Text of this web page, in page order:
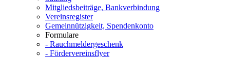
Mitgliedsbeiträge, Bankverbindung
Vereinsregister
Gemeinnützigkeit, Spendenkonto
Formulare
- Rauchmeldergeschenk
- Fördervereinsflyer